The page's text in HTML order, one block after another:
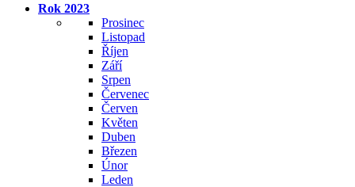
Rok 2023
Prosinec
Listopad
Říjen
Září
Srpen
Červenec
Červen
Květen
Duben
Březen
Únor
Leden